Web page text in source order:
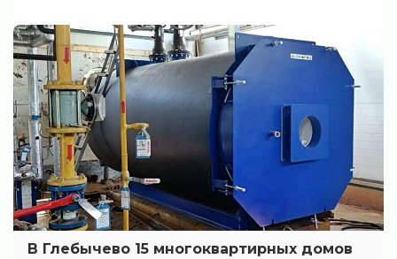
В Глебычево 15 многоквартирных домов